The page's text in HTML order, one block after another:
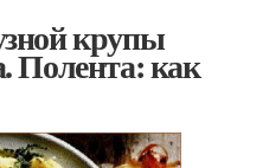
крупы
Полента: как